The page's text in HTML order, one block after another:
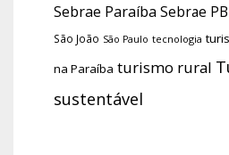
Sebrae Paraíba Sebrae PB
São João São Paulo tecnologia
na Paraíba turismo rural
sustentável